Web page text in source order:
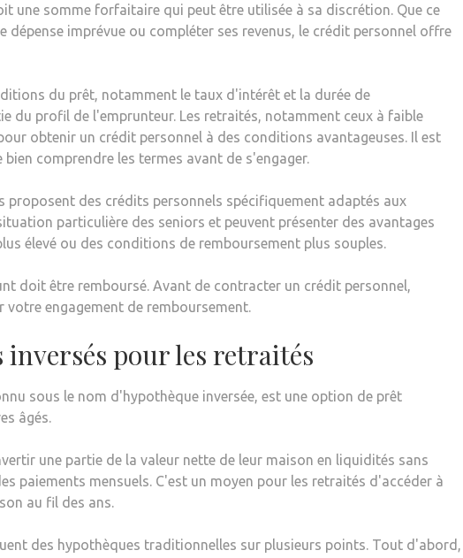
une somme forfaitaire qui peut être utilisée à sa discrétion. Que ce
imprévue ou compléter ses revenus, le crédit personnel offre
du prêt, notamment le taux d'intérêt et la durée de
du profil de l'emprunteur. Les retraités, notamment ceux à faible
obtenir un crédit personnel à des conditions avantageuses. Il est
comprendre les termes avant de s'engager.
proposent des crédits personnels spécifiquement adaptés aux
particulière des seniors et peuvent présenter des avantages
élevé ou des conditions de remboursement plus souples.
doit être remboursé. Avant de contracter un crédit personnel,
votre engagement de remboursement.
pour les retraités
sous le nom d'hypothèque inversée, est une option de prêt
âgés.
une partie de la valeur nette de leur maison en liquidités sans
paiements mensuels. C'est un moyen pour les retraités d'accéder à
au fil des ans.
des hypothèques traditionnelles sur plusieurs points. Tout d'abord,